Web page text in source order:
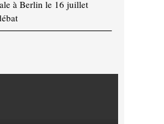
à Berlin le 16 juillet